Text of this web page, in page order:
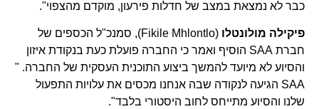
כבר לא נמצאת במצב של חדלות פירעון, מוקדם מהצפוי".
פיקילה מולונטלו
(Fikile Mhlontlo), סמנכ"ל הכספים של
חברת SAA הוסיף ואמר כי החברה פועלת כעת בנקודת איזון
והסיוע לא מיועד להמשך ביצוע התוכנית העסקית של החברה. "
SAA הגיעה לנקודה שבה אנחנו מכסים את עלויות התפעול
שלנו והסיוע מתייחס לחוב היסטורי בלבד".